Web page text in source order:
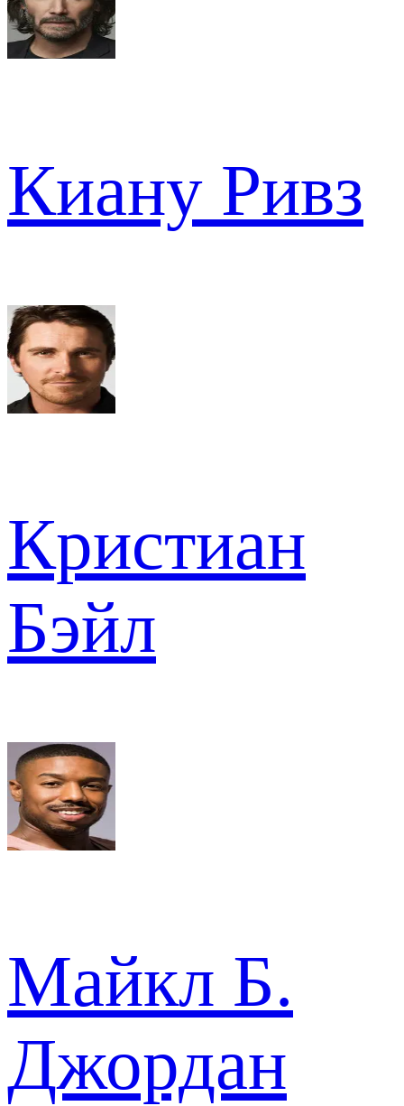
Киану Ривз
Кристиан
Бэйл
Майкл Б.
Джордан